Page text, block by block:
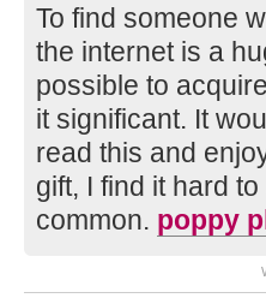
To find someone
the internet is a
possible to
it significant. It
read this and
gift, I find it hard
common. poppy